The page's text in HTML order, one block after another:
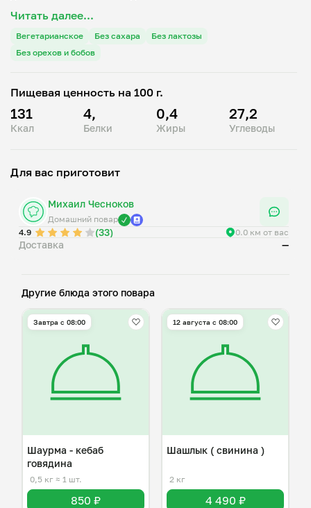
Читать далее...
Вегетарианское Без сахара
Без лактозы
Без орехов и бобов
Пищевая ценность на 100 г.
131
Ккал
4,
Белки
0,4
Жиры
27,2
Углеводы
Для вас приготовит
Михаил Чесноков
Домашний повар
4.9
(33) 0.0 км от вас
Доставка —
Другие блюда этого повара
Завтра c 08:00
Шаурма - кебаб
говядина
0,5 кг ≈ 1 шт.
850 ₽
12 августа с 08:00
Шашлык ( свинина )
2 кг
4 490 ₽